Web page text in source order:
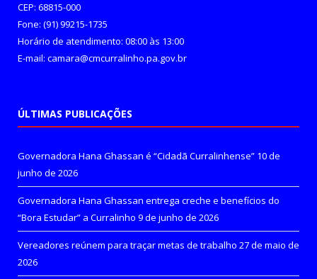
CEP: 68815-000
Fone: (91) 99215-1735
Horário de atendimento: 08:00 às 13:00
E-mail: camara@cmcurralinho.pa.gov.br
ÚLTIMAS PUBLICAÇÕES
Governadora Hana Ghassan é “Cidadã Curralinhense” 10 de
junho de 2026
Governadora Hana Ghassan entrega creche e benefícios do
“Bora Estudar” a Curralinho 9 de junho de 2026
Vereadores reúnem para traçar metas de trabalho 27 de maio de
2026